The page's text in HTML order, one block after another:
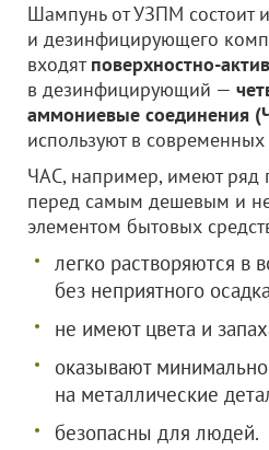
Шампунь от УЗПМ состоит
и дезинфицирующего
входятповерхностно-
в дезинфицирующий —
аммониевые соединения
используют в
ЧАС, например, имеют ряд
перед самым дешевым и
элементом бытовых
легко растворяются в
без неприятного
не имеют цвета и
оказывают
на металлические
безопасны для людей.